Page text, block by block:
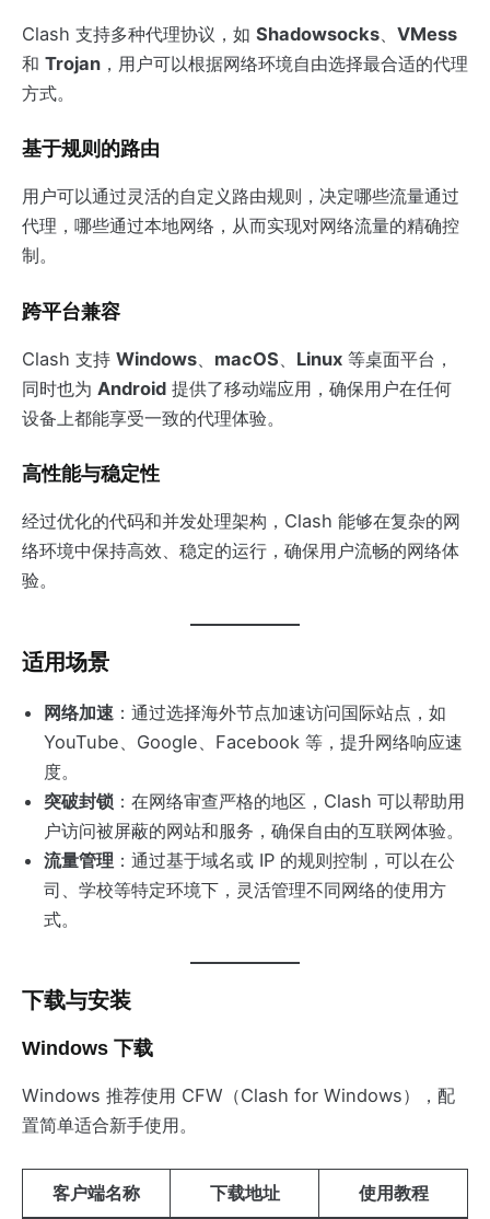
Clash 支持多种代理协议，如 Shadowsocks、 VMess
和 Trojan ，用户可以根据网络环境自由选择最合适的代理
方式。
基于规则的路由
用户可以通过灵活的自定义路由规则，决定哪些流量通过
代理，哪些通过本地网络，从而实现对网络流量的精确控
制。
跨平台兼容
Clash 支持 Windows macOS Linux 等桌面平台，
同时也为 Android 提供了移动端应用，确保用户在任何
设备上都能享受一致的代理体验。
高性能与稳定性
经过优化的代码和并发处理架构，Clash 能够在复杂的网
络环境中保持高效、稳定的运行，确保用户流畅的网络体
验。
适用场景
网络加速 ：通过选择海外节点加速访问国际站点，如
YouTube、Google、Facebook 等，提升网络响应速
度。
突破封锁 ：在网络审查严格的地区，Clash 可以帮助用
户访问被屏蔽的网站和服务，确保自由的互联网体验。
流量管理 ：通过基于域名或 IP 的规则控制，可以在公
司、学校等特定环境下，灵活管理不同网络的使用方
式。
下载与安装
Windows 下载
Windows 推荐使用 CFW（Clash for Windows），配
置简单适合新手使用。
客户端名称 下载地址 使用教程